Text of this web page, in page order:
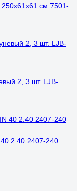
250х61х61 см 7501-
2, 3 шт. LJB-
2.40 2407-240